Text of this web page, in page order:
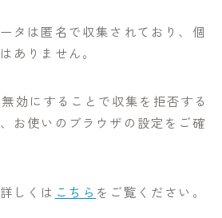
タは匿名で収集されており、個
ありません。
効にすることで収集を拒否する
お使いのブラウザの設定をご確
しくは こちら をご覧ください。